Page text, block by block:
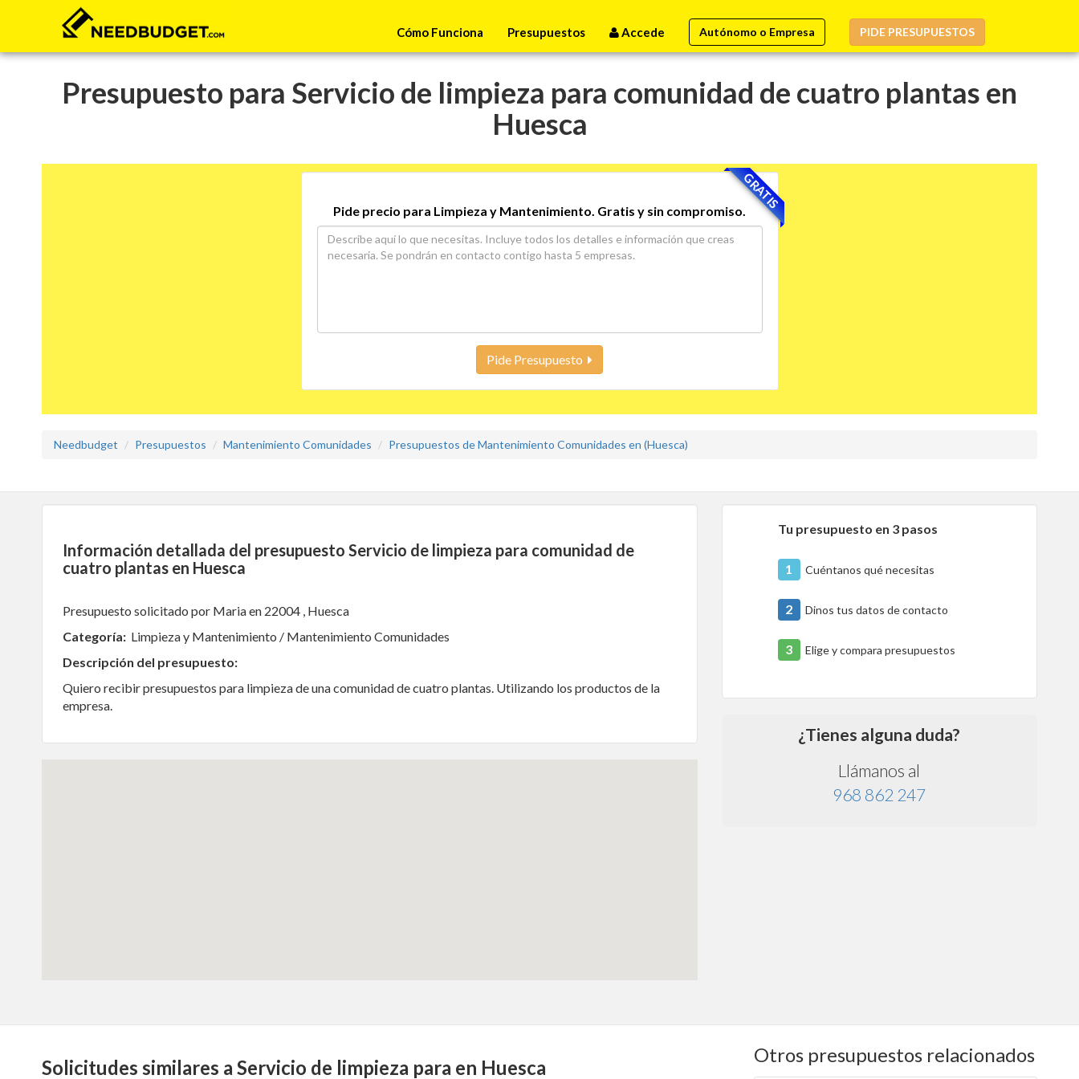
Cómo Funciona Presupuestos Accede Autónomo o Empresa PIDE PRESUPUESTOS
Presupuesto para Servicio de limpieza para comunidad de cuatro plantas en
Huesca
GRATIS
Pide precio para Limpieza y Mantenimiento. Gratis y sin compromiso.
Pide Presupuesto
Needbudget Presupuestos Mantenimiento Comunidades Presupuestos de Mantenimiento Comunidades en (Huesca)
Información detallada del presupuesto Servicio de limpieza para comunidad de
cuatro plantas en Huesca
Presupuesto solicitado por Maria en 22004 , Huesca
Categoría: Limpieza y Mantenimiento / Mantenimiento Comunidades
Descripción del presupuesto:
Quiero recibir presupuestos para limpieza de una comunidad de cuatro plantas. Utilizando los productos de la
empresa.
Tu presupuesto en 3 pasos
1 Cuéntanos qué necesitas
2 Dinos tus datos de contacto
3 Elige y compara presupuestos
¿Tienes alguna duda?
Llámanos al
968 862 247
Solicitudes similares a Servicio de limpieza para en Huesca
Otros presupuestos relacionados